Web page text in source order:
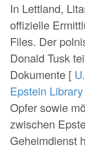
In Lettland,
offizielle
Files. Der
Donald Tusk
Dokumente [
Epstein Library
Opfer sowie
zwischen
Geheimdienst